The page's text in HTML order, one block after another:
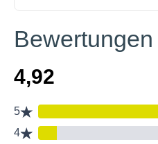
Bewertungen